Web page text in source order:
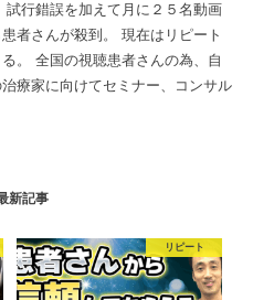
試行錯誤を加えて月に２５名動画
者さんが殺到。 現在はリピート
。 全国の視聴患者さんの為、自
療家に向けてセミナー、コンサル
新記事
リピート